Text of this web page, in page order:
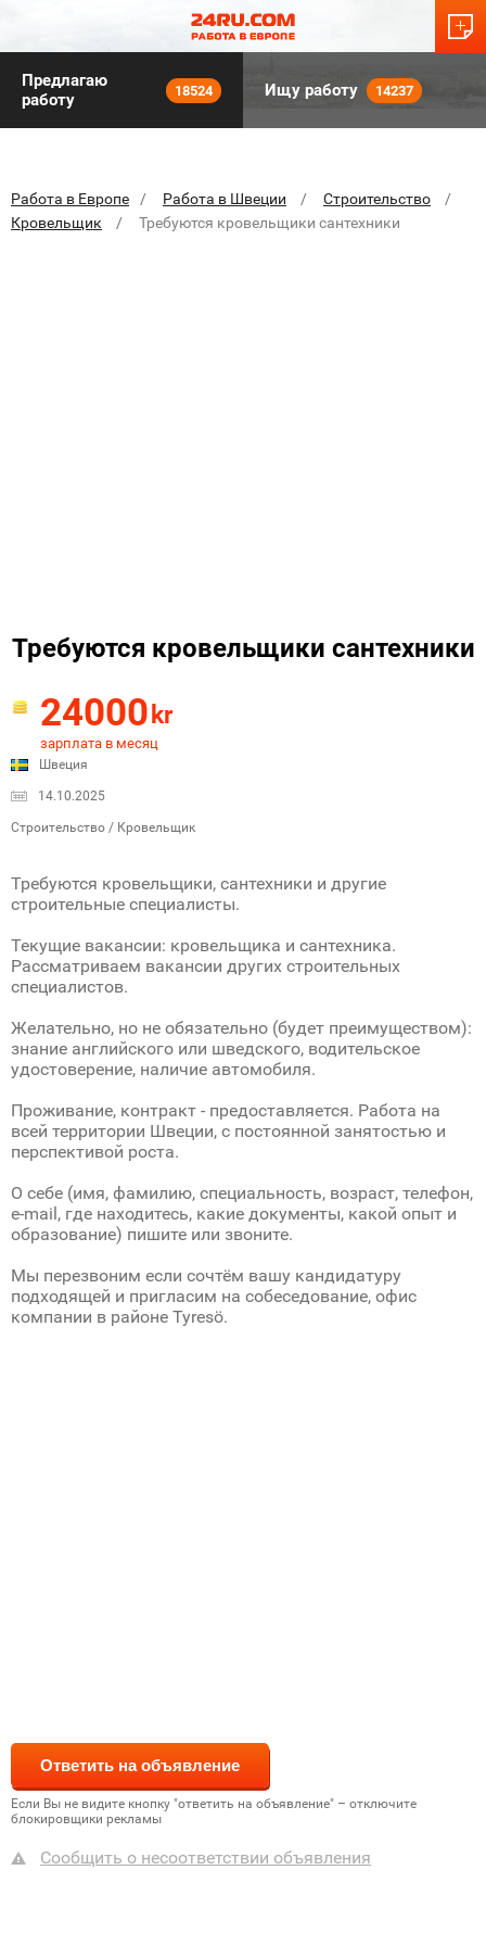
Предлагаю
работу
18524 Ищу работу 14237
Работа в Европе Работа в Швеции
Строительство
Кровельщик
Требуются кровельщики сантехники
Требуются кровельщики сантехники
24000 kr
зарплата в месяц
Швеция
14.10.2025
Строительство / Кровельщик
Требуются кровельщики, сантехники и другие
строительные специалисты.
Текущие вакансии: кровельщика и сантехника.
Рассматриваем вакансии других строительных
специалистов.
Желательно, но не обязательно (будет преимуществом):
знание английского или шведского, водительское
удостоверение, наличие автомобиля.
Проживание, контракт - предоставляется. Работа на
всей территории Швеции, с постоянной занятостью и
перспективой роста.
О себе (имя, фамилию, специальность, возраст, телефон,
e-mail, где находитесь, какие документы, какой опыт и
образование) пишите или звоните.
Мы перезвоним если сочтём вашу кандидатуру
подходящей и пригласим на собеседование, офис
компании в районе Tyresö.
Если Вы не видите кнопку "ответить на объявление" – отключите
блокировщики рекламы
Сообщить о несоответствии объявления